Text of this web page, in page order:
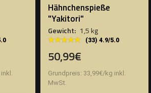
inkl.
Hähnchenspieße
"Yakitori"
Gewicht: 1,5 kg
★★★★★
★★★★★ (33) 4.9/5.0
50,99€
Grundpreis: 33,99€/kg inkl.
MwSt.